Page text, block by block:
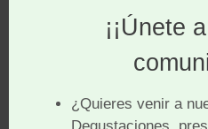
Se pueden buscar aquí
corporativos, grupos o
estudio. Títulos de obras,